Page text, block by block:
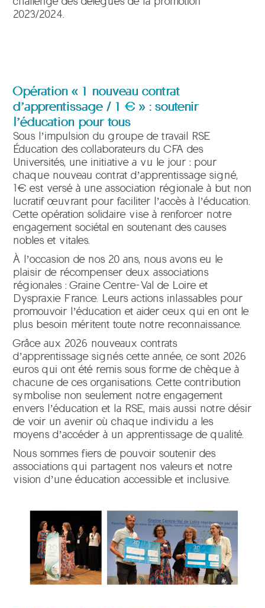
2023/2024.
Opération « 1 nouveau contrat
d’apprentissage / 1 € » : soutenir
l’éducation pour tous
Sous l’impulsion du groupe de travail RSE
Éducation des collaborateurs du CFA des
Universités, une initiative a vu le jour : pour
chaque nouveau contrat d’apprentissage signé,
1€ est versé à une association régionale à but non
lucratif œuvrant pour faciliter l’accès à l’éducation.
Cette opération solidaire vise à renforcer notre
engagement sociétal en soutenant des causes
nobles et vitales.
À l’occasion de nos 20 ans, nous avons eu le
plaisir de récompenser deux associations
régionales : Graine Centre-Val de Loire et
Dyspraxie France. Leurs actions inlassables pour
promouvoir l’éducation et aider ceux qui en ont le
plus besoin méritent toute notre reconnaissance.
Grâce aux 2026 nouveaux contrats
d’apprentissage signés cette année, ce sont 2026
euros qui ont été remis sous forme de chèque à
chacune de ces organisations. Cette contribution
symbolise non seulement notre engagement
envers l’éducation et la RSE, mais aussi notre désir
de voir un avenir où chaque individu a les
moyens d’accéder à un apprentissage de qualité.
Nous sommes fiers de pouvoir soutenir des
associations qui partagent nos valeurs et notre
vision d’une éducation accessible et inclusive.